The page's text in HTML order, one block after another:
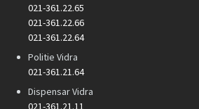
021-361.22.65
021-361.22.66
021-361.22.64
Politie Vidra
021-361.21.64
Dispensar Vidra
021-361.21.11